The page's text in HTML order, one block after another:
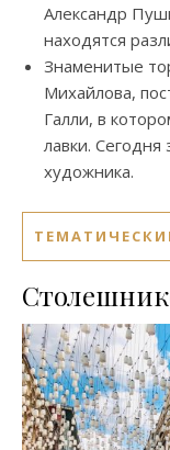
Александр
находятся
Знаменитые
Михайлова,
Галли, в
лавки.
художника.